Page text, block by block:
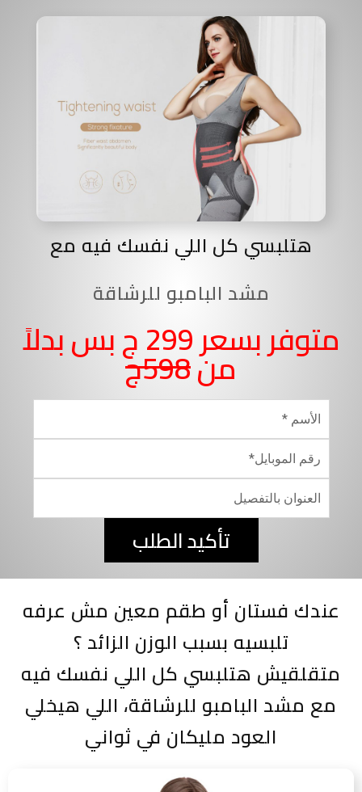
هتلبسي كل اللي نفسك فيه مع
مشد البامبو للرشاقة
متوفر بسعر 299 ج بس بدلاً
من598ج
تأكيد الطلب
عندك فستان أو طقم معين مش عرفه
تلبسيه بسبب الوزن الزائد ؟
متقلقيش هتلبسي كل اللي نفسك فيه
مع مشد البامبو للرشاقة، اللي هيخلي
العود مليكان في ثواني